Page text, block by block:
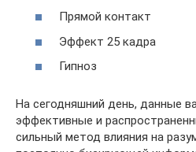
Прямой контакт
Эффект 25 кадра
Гипноз
На сегодняшний день, данные
эффективные и
сильный метод влияния на